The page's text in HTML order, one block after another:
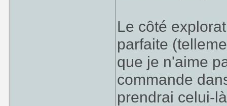
Le côté
parfaite
que je n'aime
commande
prendrai celui-